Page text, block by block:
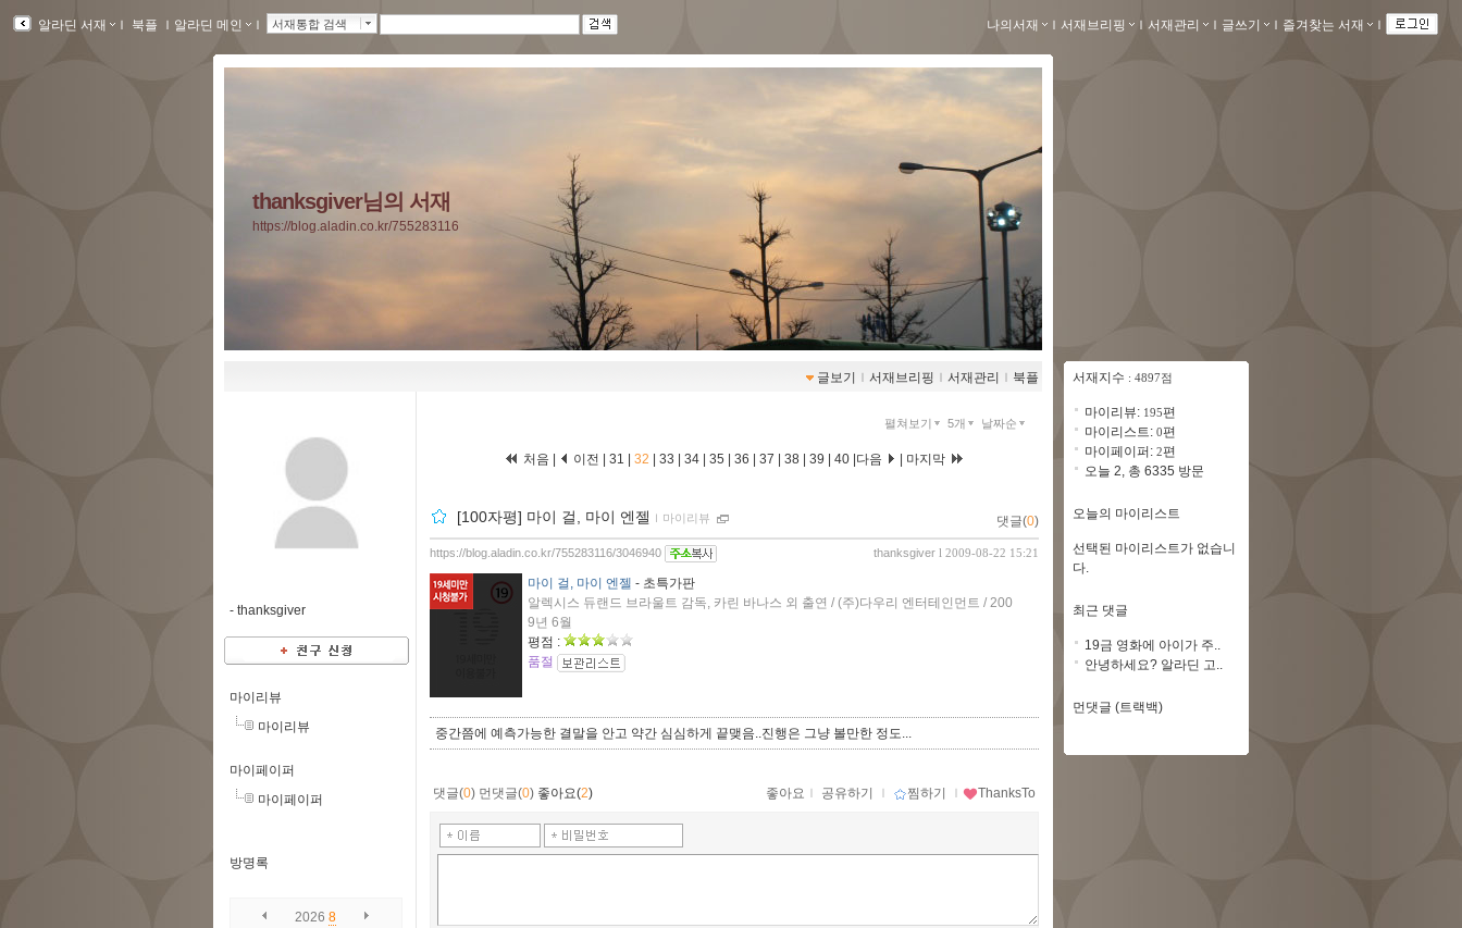
알라딘 서재 ｌ 북플 ｌ 알라딘 메인 ｌ 서재통합 검색 나의서재 ｌ 서재브리핑 ｌ 서재관리 ｌ 글쓰기 ｌ 즐겨찾는 서재 ｌ
thanksgiver님의 서재
https://blog.aladin.co.kr/755283116
글보기 ｌ 서재브리핑 ｌ 서재관리 ｌ 북플
- thanksgiver
마이리뷰
마이리뷰
마이페이퍼
마이페이퍼
방명록
2026 8
펼쳐보기 5개 날짜순
처음 이전 31 32 33 34 35 36 37 38 39 40 다음 마지막
[100자평] 마이 걸, 마이 엔젤 ｌ 마이리뷰 댓글(0)
thanksgiver l 2009-08-22 15:21
https://blog.aladin.co.kr/755283116/3046940
마이 걸, 마이 엔젤 - 초특가판
알렉시스 듀랜드 브라울트 감독, 카린 바나스 외 출연 / (주)다우리 엔터테인먼트 / 200
9년 6월
평점 :
품절
중간쯤에 예측가능한 결말을 안고 약간 심심하게 끝맺음..진행은 그냥 볼만한 정도...
댓글(0) 먼댓글(0) 좋아요(2) 좋아요 ｌ 공유하기 ｌ 찜하기 ｌ ThanksTo
서재지수 : 4897점
마이리뷰: 195편
마이리스트: 0편
마이페이퍼: 2편
오늘 2, 총 6335 방문
오늘의 마이리스트
선택된 마이리스트가 없습니
다.
최근 댓글
19금 영화에 아이가 주..
안녕하세요? 알라딘 고..
먼댓글 (트랙백)